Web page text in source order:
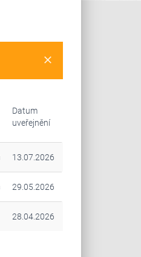
clear
Datum
uveřejnění
13.07.2026
29.05.2026
28.04.2026